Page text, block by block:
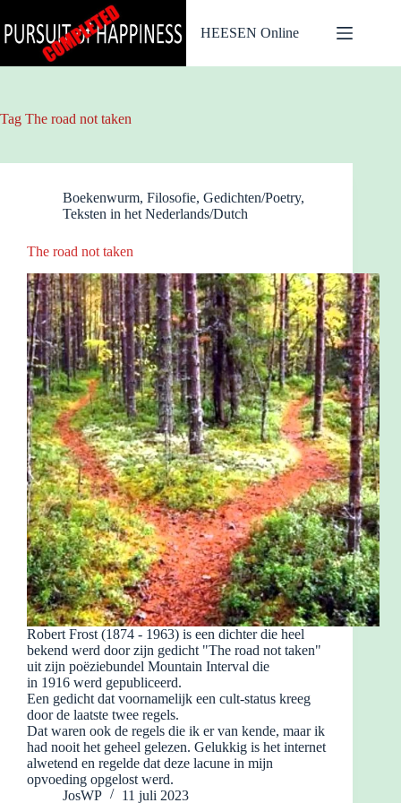
naar
de
HEESEN Online
Tag The road not taken
Boekenwurm, Filosofie, Gedichten/Poetry,
Teksten in het Nederlands/Dutch
The road not taken
Robert Frost (1874 - 1963) is een dichter die heel
bekend werd door zijn gedicht "The road not taken"
uit zijn poëziebundel Mountain Interval die
in 1916 werd gepubliceerd.
Een gedicht dat voornamelijk een cult-status kreeg
door de laatste twee regels.
Dat waren ook de regels die ik er van kende, maar ik
had nooit het geheel gelezen. Gelukkig is het internet
alwetend en regelde dat deze lacune in mijn
opvoeding opgelost werd.
JosWP
11 juli 2023